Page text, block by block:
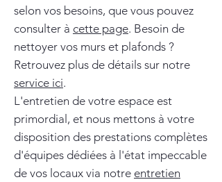
selon vos besoins, que vous pouvez
consulter à cette page. Besoin de
nettoyer vos murs et plafonds ?
Retrouvez plus de détails sur notre
service ici.
L'entretien de votre espace est
primordial, et nous mettons à votre
disposition des prestations complètes
d'équipes dédiées à l'état impeccable
de vos locaux via notre entretien